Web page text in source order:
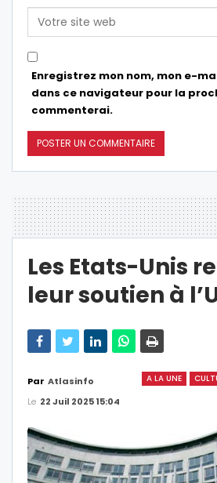
Enregistrez mon nom, mon e-
dans ce navigateur pour la
commenterai.
Les Etats-Unis
leur soutien à
A LA UNE
Par Atlasinfo
Le 22 Juil 2025 15:04